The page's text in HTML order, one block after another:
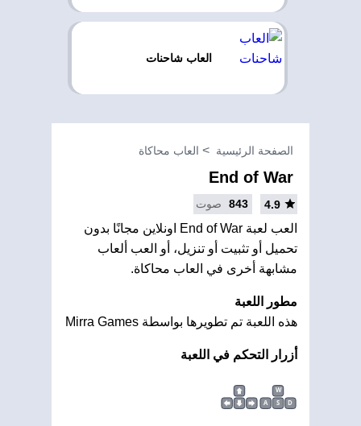
العاب شاحنات
الصفحة الرئيسية العاب محاكاة
End of War
4.9
843 صوت
العب لعبة End of War اونلاين مجانًا بدون
تحميل أو تثبيت أو تنزيل، أو العب ألعاب
مشابهة أخرى في العاب محاكاة.
مطور اللعبة
هذه اللعبة تم تطويرها بواسطة Mirra Games
أزرار التحكم في اللعبة
W
A
S D